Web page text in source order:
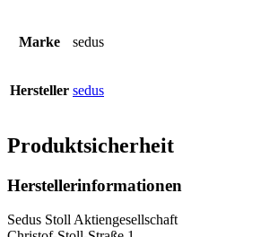
Marke sedus
Hersteller sedus
Produktsicherheit
Herstellerinformationen
Sedus Stoll Aktiengesellschaft